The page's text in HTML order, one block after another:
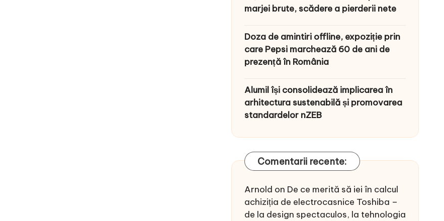
marjei brute, scădere a pierderii nete
Doza de amintiri offline, expoziție prin
care Pepsi marchează 60 de ani de
prezență în România
Alumil își consolidează implicarea în
arhitectura sustenabilă și promovarea
standardelor nZEB
Comentarii recente:
Arnold on De ce merită să iei în calcul
achiziția de electrocasnice Toshiba –
de la design spectaculos, la tehnologia